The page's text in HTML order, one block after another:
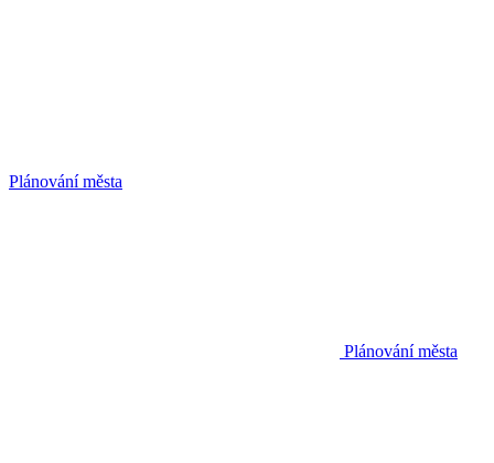
Plánování města
Plánování města